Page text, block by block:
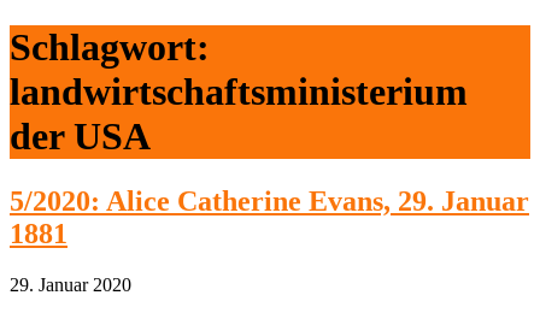
Schlagwort:
landwirtschaftsministerium
der USA
5/2020: Alice Catherine Evans, 29. Januar
1881
29. Januar 2020